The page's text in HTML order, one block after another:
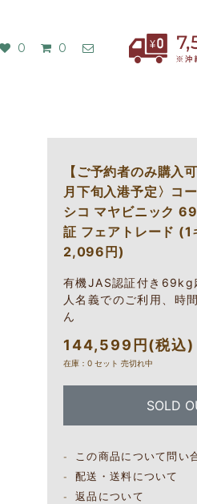
0 0
【ご予約者のみ購入
月下旬入港予定〉コ
シコ マヤビニック
証 フェアトレード (1
2,096円)
有機JAS認証付き69kg
人名義でのご利用、時
ん
144,599円(税込)
在庫：0 セット 売切れ中
SOLD
この商品について問い
配送・送料について
返品について